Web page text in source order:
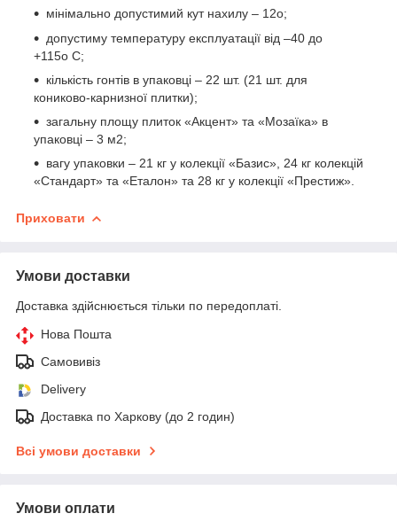
мінімально допустимий кут нахилу – 12о;
допустиму температуру експлуатації від –40 до
+115о С;
кількість гонтів в упаковці – 22 шт. (21 шт. для
кониково-карнизної плитки);
загальну площу плиток «Акцент» та «Мозаїка» в
упаковці – 3 м2;
вагу упаковки – 21 кг у колекції «Базис», 24 кг колекцій
«Стандарт» та «Еталон» та 28 кг у колекції «Престиж».
Приховати
Умови доставки
Доставка здійснюється тільки по передоплаті.
Нова Пошта
Самовивіз
Delivery
Доставка по Харкову (до 2 годин)
Всі умови доставки
Умови оплати